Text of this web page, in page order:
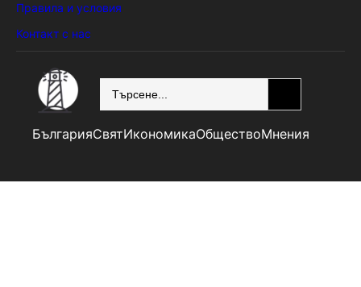
Правила и условия
Контакт с нас
БългарияСвятИкономикаОбществоМнения